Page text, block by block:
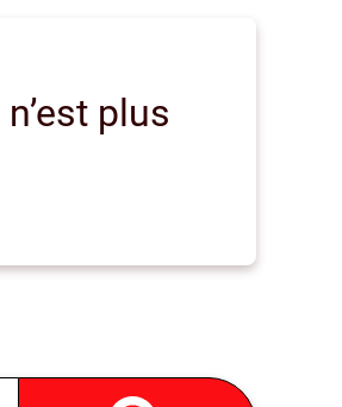
n’est plus